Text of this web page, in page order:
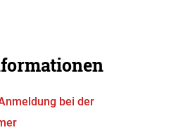
bei der